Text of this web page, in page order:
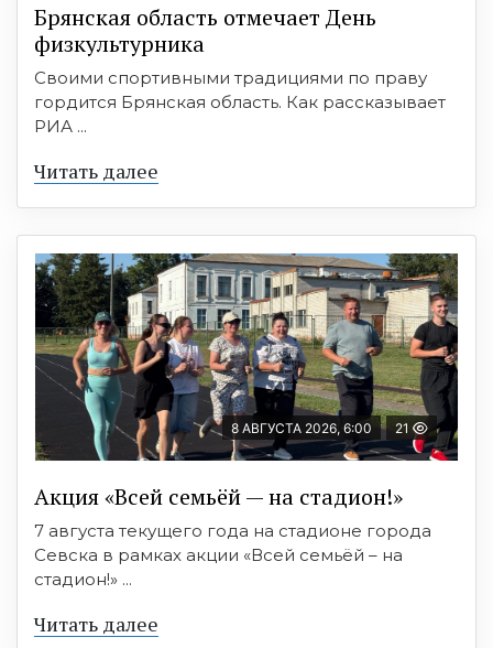
Брянская область отмечает День
физкультурника
Своими спортивными традициями по праву
гордится Брянская область. Как рассказывает
РИА ...
Читать далее
8 АВГУСТА 2026, 6:00 21
Акция «Всей семьёй — на стадион!»
7 августа текущего года на стадионе города
Севска в рамках акции «Всей семьёй – на
стадион!» ...
Читать далее